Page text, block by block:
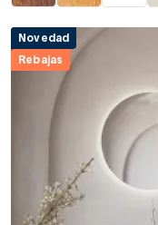
Novedad
Rebajas